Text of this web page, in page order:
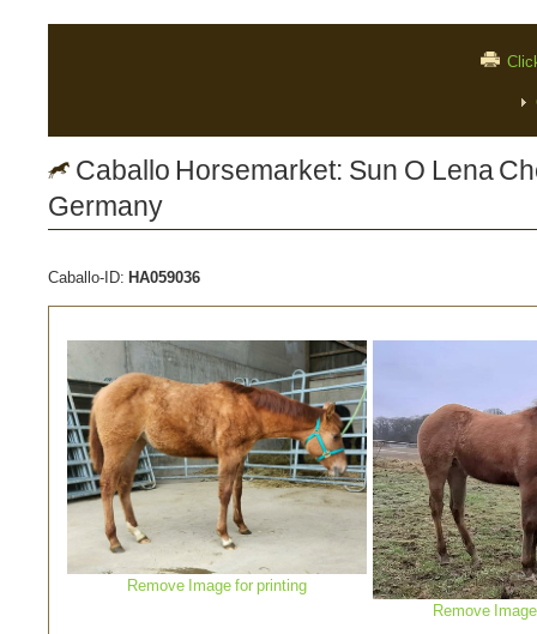
Caballo Horsemarket: Sun O Lena
Germany
Caballo-ID: HA059036
Remove Image for printing
Remove